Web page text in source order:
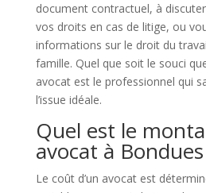
document contractuel, à
vos droits en cas de litige, ou
informations sur le droit du
famille. Quel que soit le souci
avocat est le professionnel qui
l’issue idéale.
Quel est le
avocat à
Le coût d’un avocat est